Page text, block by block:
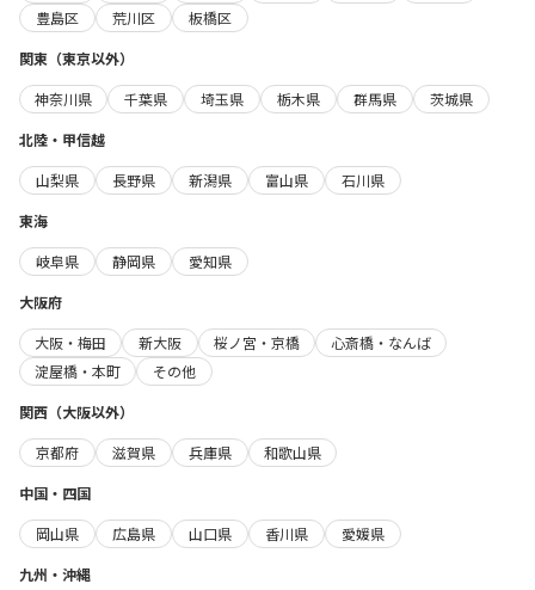
豊島区
荒川区
板橋区
関東（東京以外）
神奈川県
千葉県 埼玉県 栃木県 群馬県
茨城県
北陸・甲信越
山梨県
長野県 新潟県 富山県
石川県
東海
岐阜県
静岡県
愛知県
大阪府
大阪・梅田
新大阪 桜ノ宮・京橋
心斎橋・なんば
淀屋橋・本町
その他
関西（大阪以外）
京都府
滋賀県 兵庫県
和歌山県
中国・四国
岡山県
広島県 山口県 香川県
愛媛県
九州・沖縄